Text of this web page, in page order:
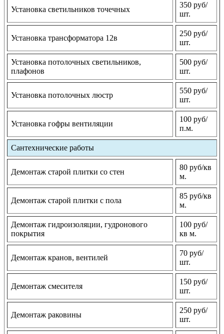
Установка светильников точечных
350 руб/
шт.
Установка трансформатора 12в
250 руб/
шт.
Установка потолочных светильников,
плафонов
500 руб/
шт.
Установка потолочных люстр
550 руб/
шт.
Установка гофры вентиляции
100 руб/
п.м.
Сантехнические работы
Демонтаж старой плитки со стен
80 руб/кв
м.
Демонтаж старой плитки с пола
85 руб/кв
м.
Демонтаж гидроизоляции, гудронового
покрытия
100 руб/
кв м.
Демонтаж кранов, вентилей
70 руб/
шт.
Демонтаж смесителя
150 руб/
шт.
Демонтаж раковины
250 руб/
шт.